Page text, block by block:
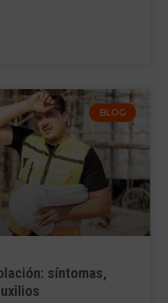
BLOG
síntomas,